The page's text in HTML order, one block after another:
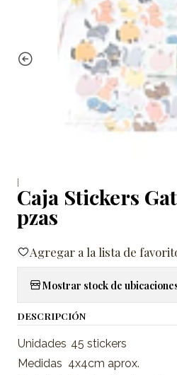
|
Caja Stickers
pzas
Agregar a la lista de
Mostrar stock de
DESCRIPCIÓN
Unidades 45 stickers
Medidas 4x4cm aprox.